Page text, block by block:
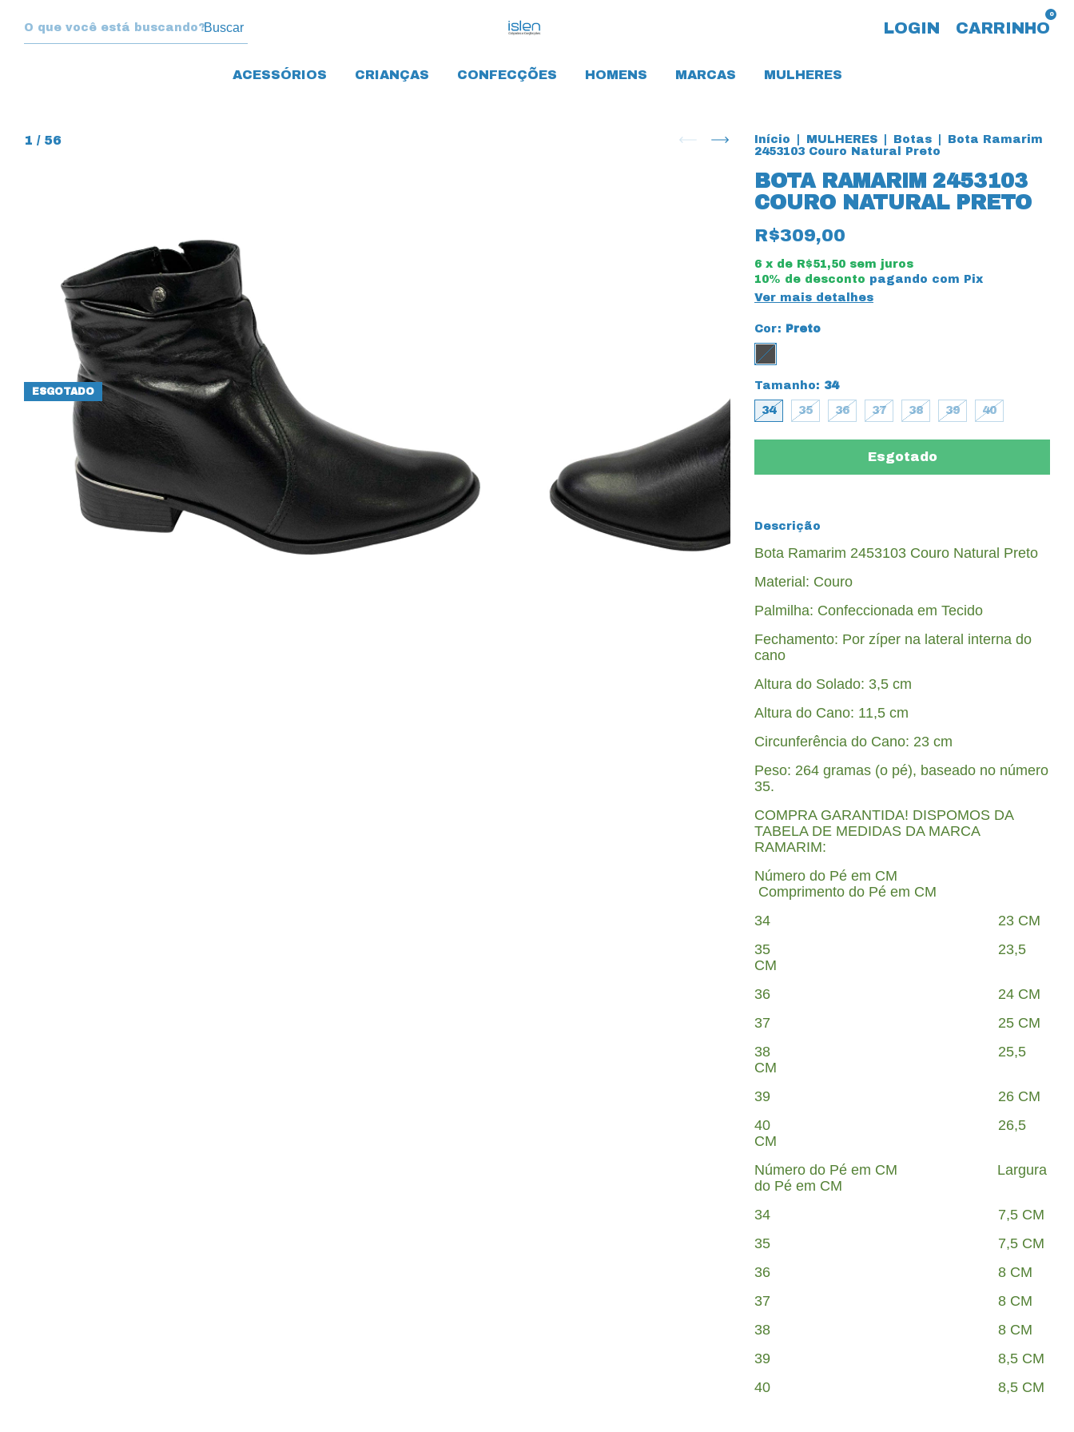
Buscar LOGIN CARRINHO
0
ACESSÓRIOS CRIANÇAS CONFECÇÕES HOMENS MARCAS MULHERES
1 / 56
ESGOTADO
Início MULHERES Botas
Bota Ramarim
2453103 Couro Natural Preto
BOTA RAMARIM 2453103
COURO NATURAL PRETO
R$309,00
6 x de R$51,50 sem juros
10% de desconto pagando com Pix
Ver mais detalhes
Cor: Preto
Tamanho: 34
34 35 36 37 38 39 40
Descrição
Bota Ramarim 2453103 Couro Natural Preto
Material: Couro
Palmilha: Confeccionada em Tecido
Fechamento: Por zíper na lateral interna do
cano
Altura do Solado: 3,5 cm
Altura do Cano: 11,5 cm
Circunferência do Cano: 23 cm
Peso: 264 gramas (o pé), baseado no número
35.
COMPRA GARANTIDA! DISPOMOS DA
TABELA DE MEDIDAS DA MARCA
RAMARIM:
Número do Pé em CM
Comprimento do Pé em CM
34 23 CM
35 23,5
CM
36 24 CM
37 25 CM
38 25,5
CM
39 26 CM
40 26,5
CM
Número do Pé em CM Largura
do Pé em CM
34 7,5 CM
35 7,5 CM
36 8 CM
37 8 CM
38 8 CM
39 8,5 CM
40 8,5 CM